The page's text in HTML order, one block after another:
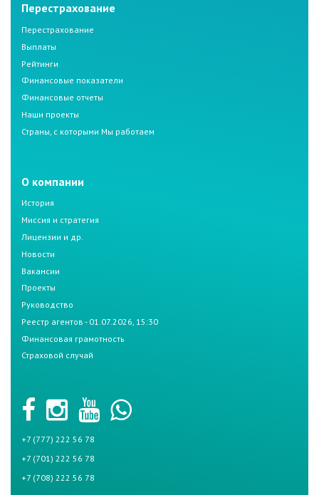
Перестрахование
Перестрахование
Выплаты
Рейтинги
Финансовые показатели
Финансовые отчеты
Наши проекты
Страны, с которыми Мы работаем
О компании
История
Миссия и стратегия
Лицензии и др.
Новости
Вакансии
Проекты
Руководство
Реестр агентов - 01.07.2026, 15:30
Финансовая грамотность
Страховой случай
+7 (777) 222 56 78
+7 (701) 222 56 78
+7 (708) 222 56 78